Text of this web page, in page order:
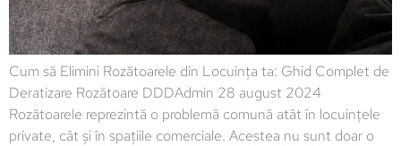
Cum să Elimini Rozătoarele din Locuința ta: Ghid Complet de
Deratizare Rozătoare DDDAdmin 28 august 2024
Rozătoarele reprezintă o problemă comună atât în locuințele
private, cât și în spațiile comerciale. Acestea nu sunt doar o